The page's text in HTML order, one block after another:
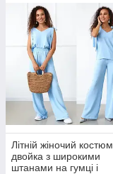
Літній жіночий костюм
двойка з широкими
штанами на гумці і